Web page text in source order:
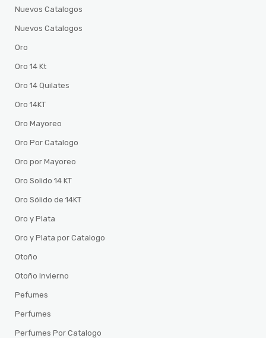
Nuevos Catalogos
Nuevos Catalogos
Oro
Oro 14 Kt
Oro 14 Quilates
Oro 14KT
Oro Mayoreo
Oro Por Catalogo
Oro por Mayoreo
Oro Solido 14 KT
Oro Sólido de 14KT
Oro y Plata
Oro y Plata por Catalogo
Otoño
Otoño Invierno
Pefumes
Perfumes
Perfumes Por Catalogo